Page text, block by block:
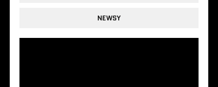
NEWSY